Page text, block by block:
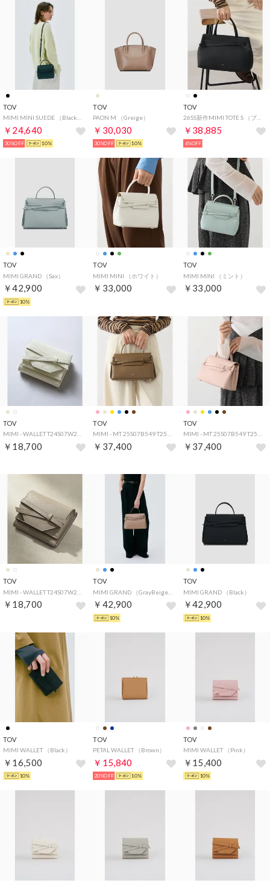
TOV
￥24,640
30%OFF 10%
TOV
PAON M （Greige）
￥30,030
30%OFF 10%
TOV
26SS新作MIMI TOTE S （ブラック）
￥38,885
6%OFF
TOV
MIMI GRAND （Sax）
￥42,900
10%
TOV
MIMI MINI （ホワイト）
￥33,000
TOV
MIMI MINI （ミント）
￥33,000
TOV
￥18,700
TOV
￥37,400
TOV
￥37,400
TOV
￥18,700
TOV
￥42,900
10%
TOV
MIMI GRAND （Black）
￥42,900
10%
TOV
MIMI WALLET （Black）
￥16,500
10%
TOV
PETAL WALLET （Brown）
￥15,840
20%OFF 10%
TOV
MIMI WALLET （Pink）
￥15,400
10%